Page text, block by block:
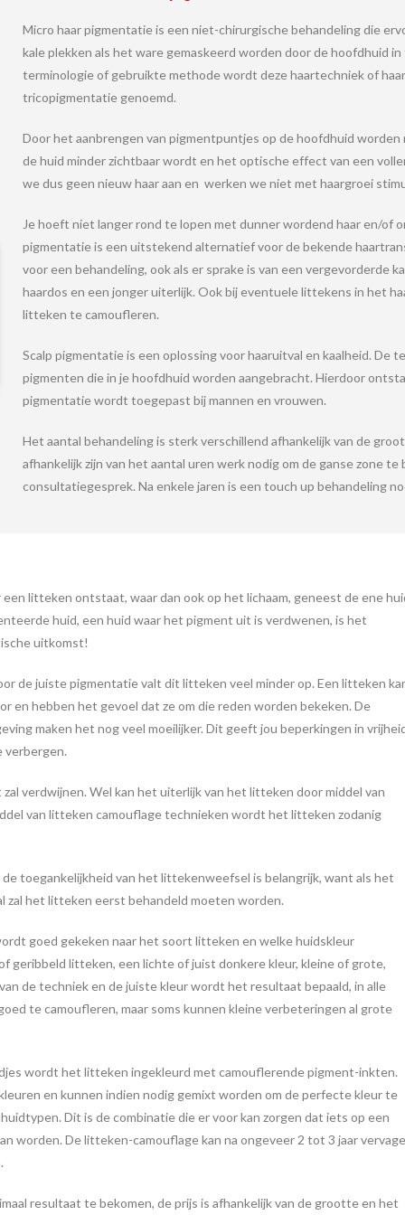
Micro haar pigmentatieis eenniet-chirurgische behandelingdie
kale plekken als het ware gemaskeerd wordendoor de hoofdhuid
terminologie of gebruikte methode wordt deze haartechniek of
tricopigmentatie genoemd.
Door het aanbrengen van pigmentpuntjes op de hoofdhuid
de huid minder zichtbaar wordt en het optische effect van een
we dus geen nieuw haar aan en werken we niet met haargroei
Je hoeft niet langer rond te lopen met dunner wordend haar en/of
pigmentatie is een uitstekend alternatief voor de bekende
voor een behandeling, ook als er sprake is van een vergevorderde
haardos en een jonger uiterlijk. Ook bij eventuele littekens in het
litteken te camoufleren.
Scalp pigmentatie is een oplossing voor haaruitval en kaalheid.
pigmenten die in je hoofdhuid worden aangebracht. Hierdoor
pigmentatie wordt toegepast bij mannen en vrouwen.
Het aantalbehandelingis sterk verschillend afhankelijk van de
afhankelijk zijn van het aantal uren werk nodig om de ganse zone
consultatiegesprek. Na enkele jaren is een touch up behandeling
litteken ontstaat, waar dan ook op het lichaam, geneest de ene
huid, een huid waar het pigment uit is verdwenen, is het
uitkomst!
de juiste pigmentatie valt dit litteken veel minder op. Een litteken
en hebben het gevoel dat ze om die reden worden bekeken. De
maken het nog veel moeilijker. Dit geeft jou beperkingen in
verbergen.
verdwijnen. Wel kan het uiterlijk van het litteken door middel van
van litteken camouflage technieken wordt het litteken zodanig
toegankelijkheid van het littekenweefsel is belangrijk, want als het
zal het litteken eerst behandeld moeten worden.
goed gekeken naar het soort litteken en welke huidskleur
geribbeld litteken, een lichte of juist donkere kleur, kleine of grote,
de techniek en de juiste kleur wordt het resultaat bepaald, in alle
te camoufleren, maar soms kunnen kleine verbeteringen al grote
wordt het litteken ingekleurd met camouflerende pigment-inkten.
en kunnen indien nodig gemixt worden om de perfecte kleur te
Dit is de combinatie die er voor kan zorgen dat iets op een
worden. De litteken-camouflage kan na ongeveer 2 tot 3 jaar
resultaat te bekomen, de prijs is afhankelijk van de grootte en het